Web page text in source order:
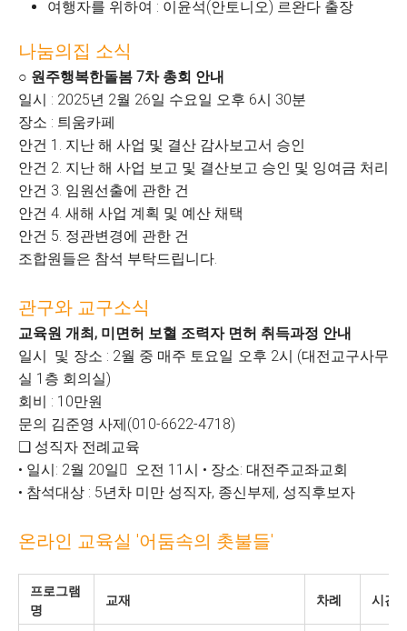
여행자를 위하여 : 이윤석(안토니오) 르완다 출장
나눔의집 소식
○ 원주행복한돌봄 7차 총회 안내
일시 : 2025년 2월 26일 수요일 오후 6시 30분
장소 : 틔움카페
안건 1. 지난 해 사업 및 결산 감사보고서 승인
안건 2. 지난 해 사업 보고 및 결산보고 승인 및 잉여금 처리
안건 3. 임원선출에 관한 건
안건 4. 새해 사업 계획 및 예산 채택
안건 5. 정관변경에 관한 건
조합원들은 참석 부탁드립니다.
관구와 교구소식
교육원 개최, 미면허 보혈 조력자 면허 취득과정 안내
일시 및 장소 : 2월 중 매주 토요일 오후 2시 (대전교구사무
실 1층 회의실)
회비 : 10만원
문의 김준영 사제(010-6622-4718)
❑ 성직자 전례교육
• 일시: 2월 20일󰃄 오전 11시 • 장소: 대전주교좌교회
• 참석대상 : 5년차 미만 성직자, 종신부제, 성직후보자
온라인 교육실 '어둠속의 촛불들'
프로그램
명
교재 차례 시간